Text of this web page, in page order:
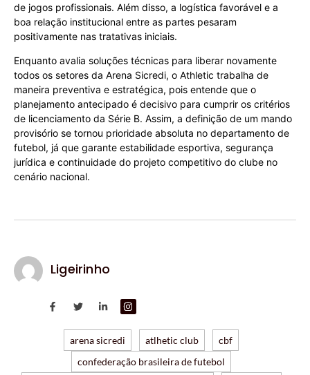
de jogos profissionais. Além disso, a logística favorável e a
boa relação institucional entre as partes pesaram
positivamente nas tratativas iniciais.
Enquanto avalia soluções técnicas para liberar novamente
todos os setores da Arena Sicredi, o Athletic trabalha de
maneira preventiva e estratégica, pois entende que o
planejamento antecipado é decisivo para cumprir os critérios
de licenciamento da Série B. Assim, a definição de um mando
provisório se tornou prioridade absoluta no departamento de
futebol, já que garante estabilidade esportiva, segurança
jurídica e continuidade do projeto competitivo do clube no
cenário nacional.
Ligeirinho
arena sicredi atlhetic club
cbf
confederação brasileira de futebol